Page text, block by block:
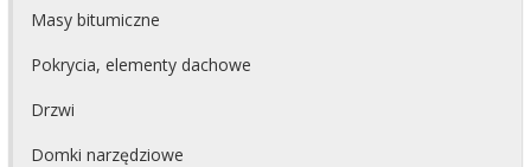
Masy bitumiczne
Pokrycia, elementy dachowe
Drzwi
Domki narzędziowe